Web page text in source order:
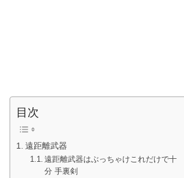
目次
遠距離武器
遠距離武器はぶっちゃけこれだけで十
分 手裏剣